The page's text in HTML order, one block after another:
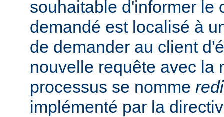
souhaitable d'informer le
demandé est localisé à
de demander au client
nouvelle requête avec la
processus se nomme
implémenté par la